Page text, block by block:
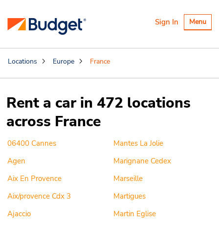
Toggle
Menu
Sign In
Locations Europe France
Rent a car in 472 locations
across France
06400 Cannes
Agen
Aix En Provence
Aix/provence Cdx 3
Ajaccio
Mantes La Jolie
Marignane Cedex
Marseille
Martigues
Martin Eglise